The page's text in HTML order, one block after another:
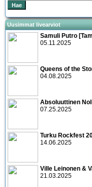
Uusimmat livearviot
Samuli Putro
05.11.2025
Queens of the
04.08.2025
Absoluuttinen
07.25.2025
Turku Rockfest
14.06.2025
Ville Leinonen &
21.03.2025